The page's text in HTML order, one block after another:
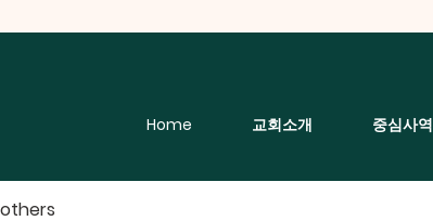
Home 교회소개 중심사역